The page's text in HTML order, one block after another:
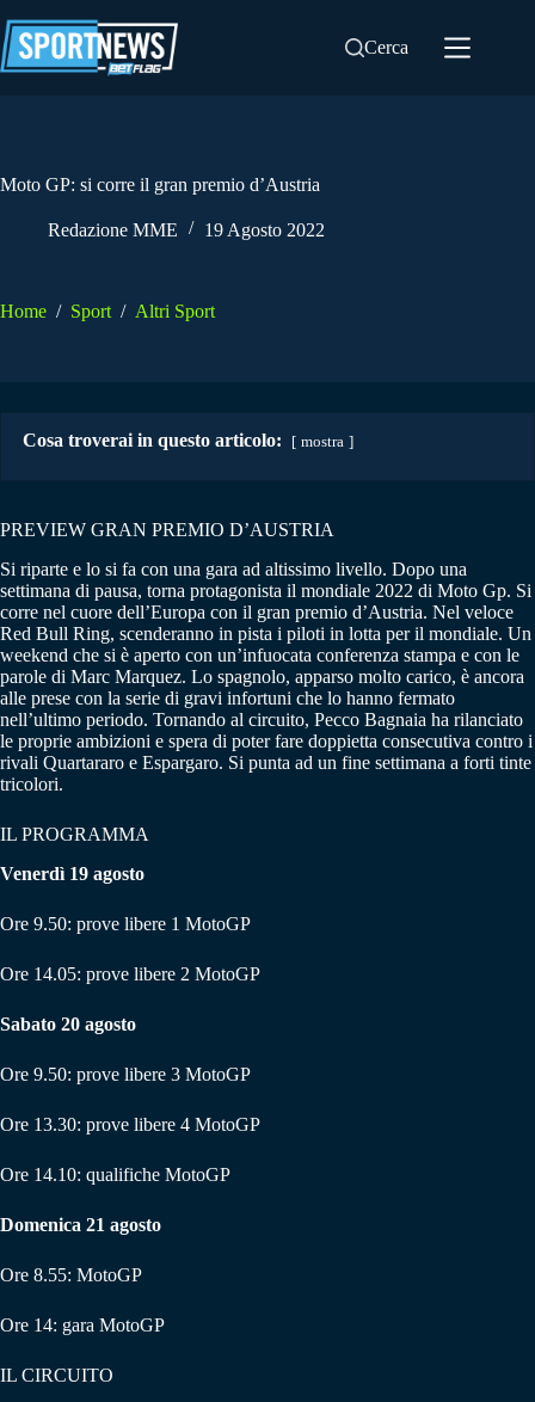
al
contenuto
Cerca
Moto GP: si corre il gran premio d’Austria
Redazione MME 19 Agosto 2022
Home / Sport / Altri Sport
Cosa troverai in questo articolo: mostra
PREVIEW GRAN PREMIO D’AUSTRIA
Si riparte e lo si fa con una gara ad altissimo livello. Dopo una
settimana di pausa, torna protagonista il mondiale 2022 di Moto Gp. Si
corre nel cuore dell’Europa con il gran premio d’Austria. Nel veloce
Red Bull Ring, scenderanno in pista i piloti in lotta per il mondiale. Un
weekend che si è aperto con un’infuocata conferenza stampa e con le
parole di Marc Marquez. Lo spagnolo, apparso molto carico, è ancora
alle prese con la serie di gravi infortuni che lo hanno fermato
nell’ultimo periodo. Tornando al circuito, Pecco Bagnaia ha rilanciato
le proprie ambizioni e spera di poter fare doppietta consecutiva contro i
rivali Quartararo e Espargaro. Si punta ad un fine settimana a forti tinte
tricolori.
IL PROGRAMMA
Venerdì 19 agosto
Ore 9.50: prove libere 1 MotoGP
Ore 14.05: prove libere 2 MotoGP
Sabato 20 agosto
Ore 9.50: prove libere 3 MotoGP
Ore 13.30: prove libere 4 MotoGP
Ore 14.10: qualifiche MotoGP
Domenica 21 agosto
Ore 8.55: MotoGP
Ore 14: gara MotoGP
IL CIRCUITO